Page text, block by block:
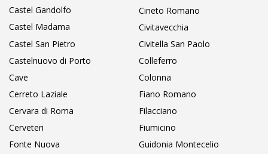
Castel Gandolfo
Castel Madama
Castel San Pietro
Castelnuovo di Porto
Cave
Cerreto Laziale
Cervara di Roma
Cerveteri
Cineto Romano
Civitavecchia
Civitella San Paolo
Colleferro
Colonna
Fiano Romano
Filacciano
Fiumicino
Fonte Nuova
Guidonia Montecelio